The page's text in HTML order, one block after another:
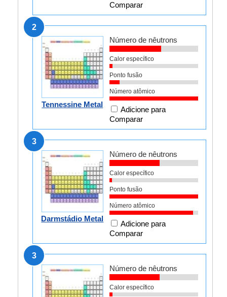
Comparar
2
Tennessine Metal
Número de nêutrons
Calor específico
Ponto fusão
Número atômico
Adicione para
Comparar
3
Darmstádio Metal
Número de nêutrons
Calor específico
Ponto fusão
Número atômico
Adicione para
Comparar
3
Número de nêutrons
Calor específico